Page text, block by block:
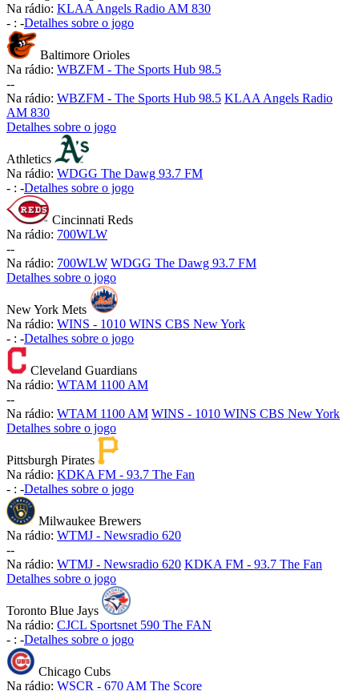
Na rádio: KLAA Angels Radio AM 830
- : -Detalhes sobre o jogo
Baltimore Orioles
Na rádio: WBZFM - The Sports Hub 98.5
--
Na rádio: WBZFM - The Sports Hub 98.5 KLAA Angels Radio
AM 830
Detalhes sobre o jogo
Athletics
Na rádio: WDGG The Dawg 93.7 FM
- : -Detalhes sobre o jogo
Cincinnati Reds
Na rádio: 700WLW
--
Na rádio: 700WLW WDGG The Dawg 93.7 FM
Detalhes sobre o jogo
New York Mets
Na rádio: WINS - 1010 WINS CBS New York
- : -Detalhes sobre o jogo
Cleveland Guardians
Na rádio: WTAM 1100 AM
--
Na rádio: WTAM 1100 AM WINS - 1010 WINS CBS New York
Detalhes sobre o jogo
Pittsburgh Pirates
Na rádio: KDKA FM - 93.7 The Fan
- : -Detalhes sobre o jogo
Milwaukee Brewers
Na rádio: WTMJ - Newsradio 620
--
Na rádio: WTMJ - Newsradio 620 KDKA FM - 93.7 The Fan
Detalhes sobre o jogo
Toronto Blue Jays
Na rádio: CJCL Sportsnet 590 The FAN
- : -Detalhes sobre o jogo
Chicago Cubs
Na rádio: WSCR - 670 AM The Score